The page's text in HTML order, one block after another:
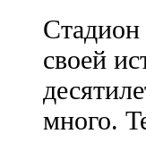
своей
много.